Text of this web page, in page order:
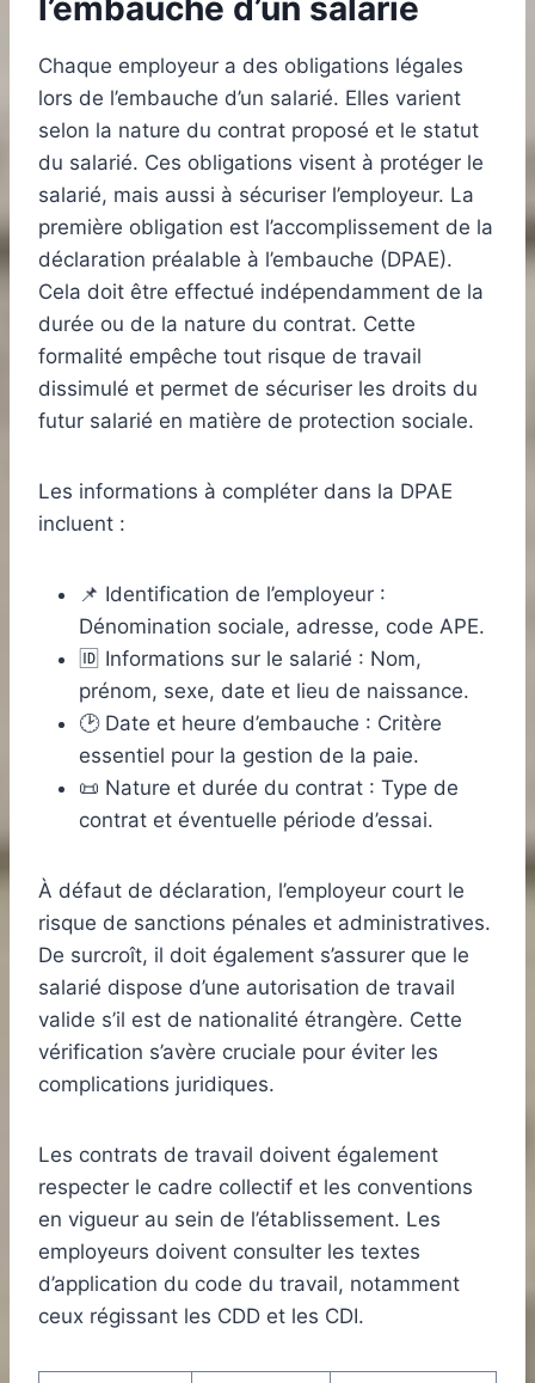
l’embauche d’un salarié
Chaque employeur a des obligations légales
lors de l’embauche d’un salarié. Elles varient
selon la nature du contrat proposé et le statut
du salarié. Ces obligations visent à protéger le
salarié, mais aussi à sécuriser l’employeur. La
première obligation est l’accomplissement de la
déclaration préalable à l’embauche (DPAE).
Cela doit être effectué indépendamment de la
durée ou de la nature du contrat. Cette
formalité empêche tout risque de travail
dissimulé et permet de sécuriser les droits du
futur salarié en matière de protection sociale.
Les informations à compléter dans la DPAE
incluent :
📌 Identification de l’employeur :
Dénomination sociale, adresse, code APE.
🆔 Informations sur le salarié : Nom,
prénom, sexe, date et lieu de naissance.
🕑 Date et heure d’embauche : Critère
essentiel pour la gestion de la paie.
📜 Nature et durée du contrat : Type de
contrat et éventuelle période d’essai.
À défaut de déclaration, l’employeur court le
risque de sanctions pénales et administratives.
De surcroît, il doit également s’assurer que le
salarié dispose d’une autorisation de travail
valide s’il est de nationalité étrangère. Cette
vérification s’avère cruciale pour éviter les
complications juridiques.
Les contrats de travail doivent également
respecter le cadre collectif et les conventions
en vigueur au sein de l’établissement. Les
employeurs doivent consulter les textes
d’application du code du travail, notamment
ceux régissant les CDD et les CDI.